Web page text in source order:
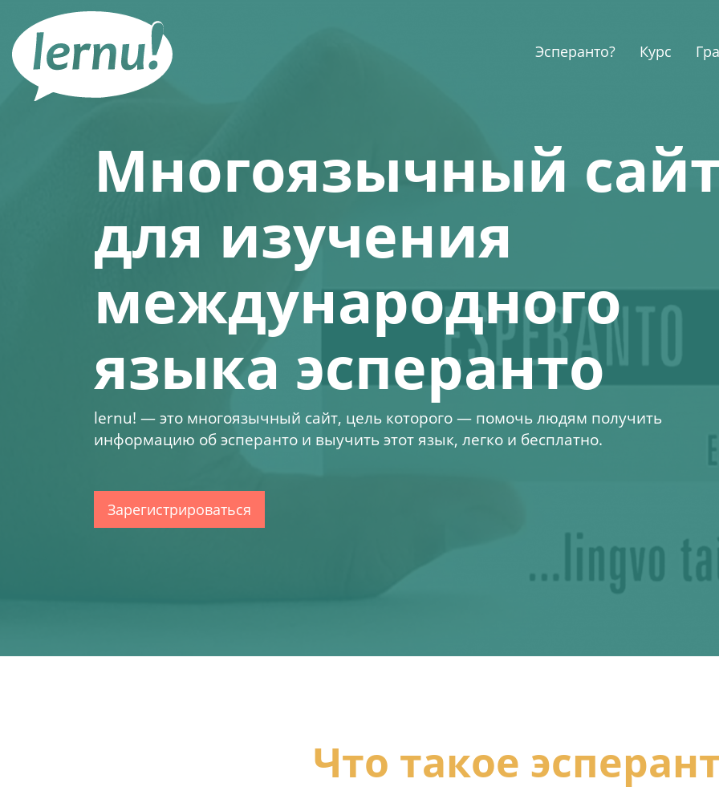
содержанию
Эсперанто? Курс
Многоязычный
для изучения
международного
языка эсперанто
lernu! — это многоязычный сайт, цель которого — помочь людям получить
информацию об эсперанто и выучить этот язык, легко и бесплатно.
Зарегистрироваться
Что такое